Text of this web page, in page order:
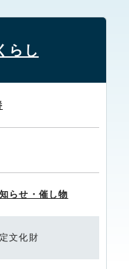
らし
らせ・催し物
文化財